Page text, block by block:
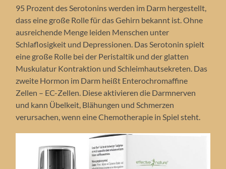
95 Prozent des Serotonins werden im Darm hergestellt,
dass eine große Rolle für das Gehirn bekannt ist. Ohne
ausreichende Menge leiden Menschen unter
Schlaflosigkeit und Depressionen. Das Serotonin spielt
eine große Rolle bei der Peristaltik und der glatten
Muskulatur Kontraktion und Schleimhautsekreten. Das
zweite Hormon im Darm heißt Enterochromaffine
Zellen – EC-Zellen. Diese aktivieren die Darmnerven
und kann Übelkeit, Blähungen und Schmerzen
verursachen, wenn eine Chemotherapie in Spiel steht.